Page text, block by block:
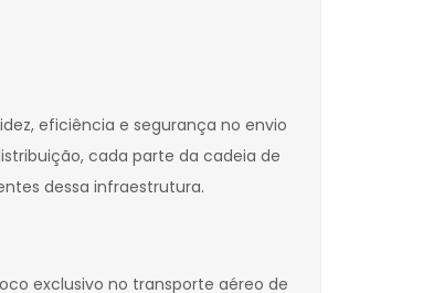
eficiência e segurança no envio
cada parte da cadeia de
dessa infraestrutura.
exclusivo no transporte aéreo de